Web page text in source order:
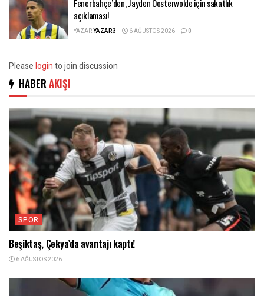
Fenerbahçe’den, Jayden Oosterwolde için sakatlık
açıklaması!
YAZARYAZAR3 6 AĞUSTOS 2026 0
Pleaseloginto join discussion
HABER AKIŞI
SPOR
Beşiktaş, Çekya’da avantajı kaptı!
6 AĞUSTOS 2026